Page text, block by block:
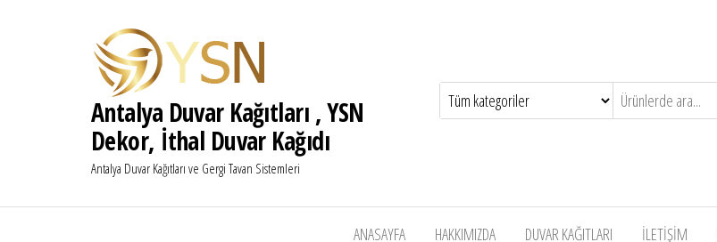
Antalya Duvar Kağıtları , YSN
Dekor, İthal Duvar Kağıdı
Antalya Duvar Kağıtları ve Gergi Tavan Sistemleri
ANASAYFA HAKKIMIZDA DUVAR KAĞITLARI İLETİŞİM